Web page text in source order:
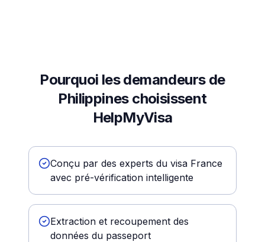
Pourquoi les demandeurs de
Philippines choisissent
HelpMyVisa
Conçu par des experts du visa France
avec pré-vérification intelligente
Extraction et recoupement des
données du passeport